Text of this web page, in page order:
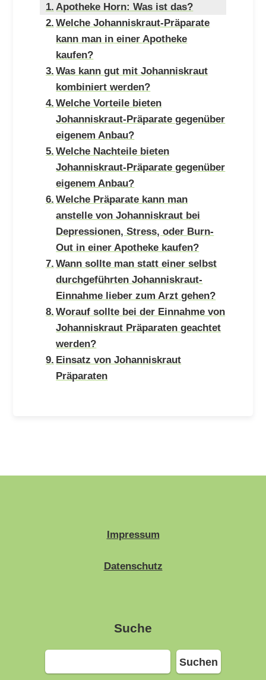
Apotheke Horn: Was ist das?
Welche Johanniskraut-Präparate
kann man in einer Apotheke
kaufen?
Was kann gut mit Johanniskraut
kombiniert werden?
Welche Vorteile bieten
Johanniskraut-Präparate gegenüber
eigenem Anbau?
Welche Nachteile bieten
Johanniskraut-Präparate gegenüber
eigenem Anbau?
Welche Präparate kann man
anstelle von Johanniskraut bei
Depressionen, Stress, oder Burn-
Out in einer Apotheke kaufen?
Wann sollte man statt einer selbst
durchgeführten Johanniskraut-
Einnahme lieber zum Arzt gehen?
Worauf sollte bei der Einnahme von
Johanniskraut Präparaten geachtet
werden?
Einsatz von Johanniskraut
Präparaten
Impressum
Datenschutz
Suche
Suchen
Suchen